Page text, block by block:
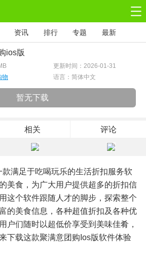
资讯 排行 专题 最新
ios版
更新时间：2026-01-31
物 语言：简体中文
暂无下载
相关 评论
款满足于吃喝玩乐的生活折扣服务软
美食，为广大用户提供超多的折扣信
这个软件跟随人才的脚步，探索整个
的美食信息，各种超值折扣及各种优
户们随时以超低价享受到美味佳肴，
下载这款聚满意团购ios版软件体验